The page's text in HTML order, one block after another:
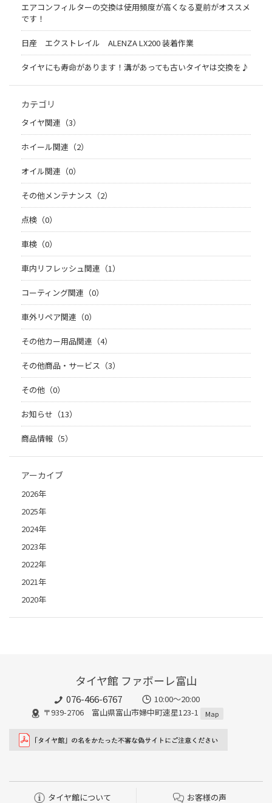
エアコンフィルターの交換は使用頻度が高くなる夏前がオススメ
です！
日産 エクストレイル ALENZA LX200 装着作業
タイヤにも寿命があります！溝があっても古いタイヤは交換を♪
カテゴリ
タイヤ関連（3）
ホイール関連（2）
オイル関連（0）
その他メンテナンス（2）
点検（0）
車検（0）
車内リフレッシュ関連（1）
コーティング関連（0）
車外リペア関連（0）
その他カー用品関連（4）
その他商品・サービス（3）
その他（0）
お知らせ（13）
商品情報（5）
アーカイブ
2026年
2025年
2024年
2023年
2022年
2021年
2020年
タイヤ館 ファボーレ富山
076-466-6767
10:00～20:00
〒939-2706 富山県富山市婦中町速星123-1
Map
タイヤ館について お客様の声